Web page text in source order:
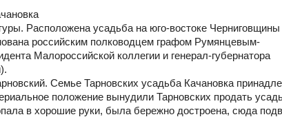
Расположена усадьба на юго-востоке Черниговщины
российским полководцем графом Румянцевым-
Малороссийской коллегии и генерал-губернатора
Семье Тарновских усадьба Качановка
положение вынудили Тарновских продать
в хорошие руки, была бережно достроена, сюда